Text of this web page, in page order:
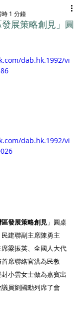
展策略創見」圓
1 分鐘
dab.hk.1992/vi
dab.hk.1992/vi
發展策略創見 」圓桌
建聯副主席陳勇主
梁振英、全國人大代
席聯絡官洪為民教
小雲女士做為嘉賓出
員劉國勳列席了會